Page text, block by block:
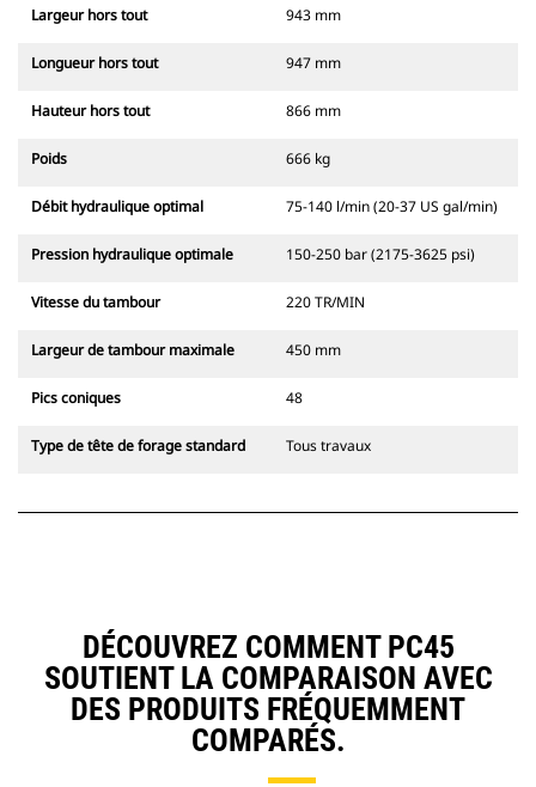
Largeur hors tout 943 mm
Longueur hors tout 947 mm
Hauteur hors tout 866 mm
Poids 666 kg
Débit hydraulique optimal 75-140 l/min (20-37 US gal/min)
Pression hydraulique optimale 150-250 bar (2175-3625 psi)
Vitesse du tambour 220 TR/MIN
Largeur de tambour maximale 450 mm
Pics coniques 48
Type de tête de forage standard Tous travaux
DÉCOUVREZ COMMENT PC45
SOUTIENT LA COMPARAISON AVEC
DES PRODUITS FRÉQUEMMENT
COMPARÉS.